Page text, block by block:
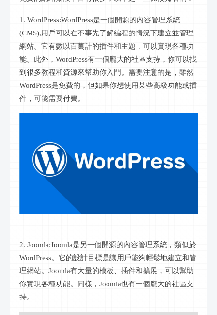
1. WordPress:WordPress是一個開源的內容管理系統
(CMS),用戶可以在不事先了解編程的情況下建立並管理
網站。它有數以百萬計的插件和主題，可以實現各種功
能。此外，WordPress有一個龐大的社區支持，你可以找
到很多教程和資源來幫助你入門。需要注意的是，雖然
WordPress是免費的，但如果你想使用某些高級功能或插
件，可能需要付費。
2. Joomla:Joomla是另一個開源的內容管理系統，類似於
WordPress。它的設計目標是讓用戶能夠輕鬆地建立和管
理網站。Joomla有大量的模板、插件和擴展，可以幫助
你實現各種功能。同樣，Joomla也有一個龐大的社區支
持。